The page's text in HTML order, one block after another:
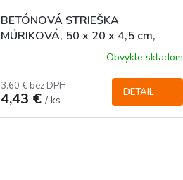
BETÓNOVÁ STRIEŠKA
MÚRIKOVÁ, 50 x 20 x 4,5 cm,
Obvykle skladom
3,60 € bez DPH
4,43 €/ ks
DETAIL